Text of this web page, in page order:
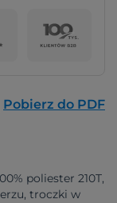
Pobierz do PDF
poliester 210T,
troczki w